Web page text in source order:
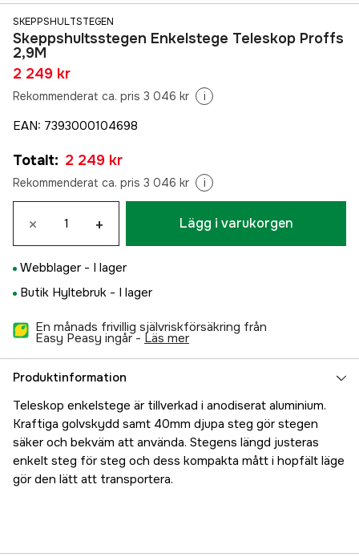
SKEPPSHULTSTEGEN
Skeppshultsstegen Enkelstege Teleskop Proffs
2,9M
2 249 kr
Rekommenderat ca. pris 3 046 kr i
EAN: 7393000104698
Totalt: 2 249 kr
Rekommenderat ca. pris 3 046 kr i
× + Lägg i varukorgen
Webblager - I lager
Butik Hyltebruk - I lager
En månads frivillig självriskförsäkring från
Easy Peasy ingår - läs mer
Produktinformation
Teleskop enkelstege är tillverkad i anodiserat aluminium.
Kraftiga golvskydd samt 40mm djupa steg gör stegen
säker och bekväm att använda. Stegens längd justeras
enkelt steg för steg och dess kompakta mått i hopfält läge
gör den lätt att transportera.